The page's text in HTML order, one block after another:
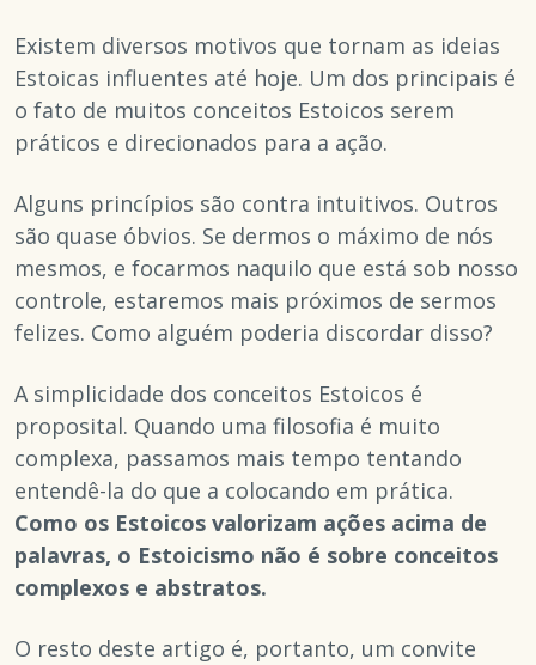
Existem diversos motivos que tornam as ideias
Estoicas influentes até hoje. Um dos principais é
o fato de muitos conceitos Estoicos serem
práticos e direcionados para a ação.
Alguns princípios são contra intuitivos. Outros
são quase óbvios. Se dermos o máximo de nós
mesmos, e focarmos naquilo que está sob nosso
controle, estaremos mais próximos de sermos
felizes. Como alguém poderia discordar disso?
A simplicidade dos conceitos Estoicos é
proposital. Quando uma filosofia é muito
complexa, passamos mais tempo tentando
entendê-la do que a colocando em prática.
Como os Estoicos valorizam ações acima de
palavras, o Estoicismo não é sobre conceitos
complexos e abstratos.
O resto deste artigo é, portanto, um convite